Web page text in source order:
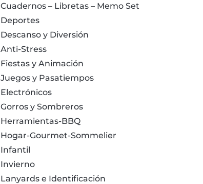
Cuadernos – Libretas – Memo Set
Deportes
Descanso y Diversión
Anti-Stress
Fiestas y Animación
Juegos y Pasatiempos
Electrónicos
Gorros y Sombreros
Herramientas-BBQ
Hogar-Gourmet-Sommelier
Infantil
Invierno
Lanyards e Identificación